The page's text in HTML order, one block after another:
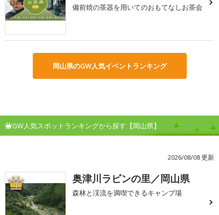
備前焼の茶器を用いてのおもてなしお茶会
岡山県のGW人気イベントランキング
GW人気スポットランキングから探す【岡山県】
2026/08/08 更新
1 奥津川ラビンの里／岡山県
森林と渓流を満喫できるキャンプ場